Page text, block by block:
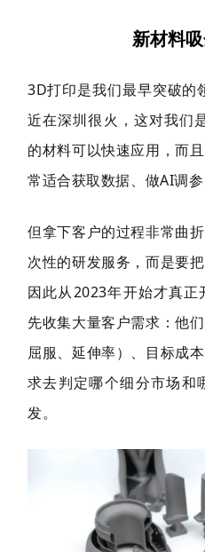
新材料
3D打印是我们最早突破的
近在深圳很火，这对我们
的材料可以快速应用，而
常适合获取数据、做AI调参
但拿下客户的过程非常曲
次性的研发服务，而是要
因此从2023年开始才真
先收集大量客户需求：他
屈服、延伸率）、目标成
求去判定哪个细分市场和
发。